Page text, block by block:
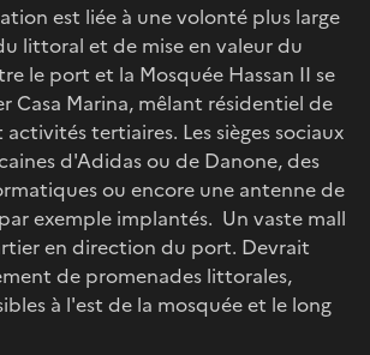
est liée à une volonté plus large
littoral et de mise en valeur du
le port et la Mosquée Hassan II se
Casa Marina, mêlant résidentiel de
tertiaires. Les sièges sociaux
d'Adidas ou de Danone, des
ou encore une antenne de
exemple implantés. Un vaste mall
en direction du port. Devrait
de promenades littorales,
à l'est de la mosquée et le long